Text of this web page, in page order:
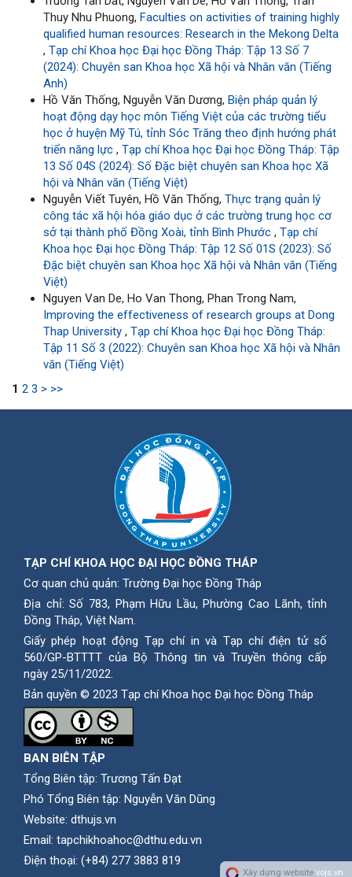
Thuy Nhu Phuong, Faculties on activities of training highly
qualified human resources: Research in the Mekong Delta
, Tạp chí Khoa học Đại học Đồng Tháp: Tập 13 Số 7
(2024): Chuyên san Khoa học Xã hội và Nhân văn (Tiếng
Anh)
Hồ Văn Thống, Nguyễn Văn Dương, Biện pháp quản lý
hoạt động dạy học môn Tiếng Việt của các trường tiểu
học ở huyện Mỹ Tú, tỉnh Sóc Trăng theo định hướng phát
triển năng lực , Tạp chí Khoa học Đại học Đồng Tháp: Tập
13 Số 04S (2024): Số Đặc biệt chuyên san Khoa học Xã
hội và Nhân văn (Tiếng Việt)
Nguyễn Viết Tuyên, Hồ Văn Thống, Thực trạng quản lý
công tác xã hội hóa giáo dục ở các trường trung học cơ
sở tại thành phố Đồng Xoài, tỉnh Bình Phước , Tạp chí
Khoa học Đại học Đồng Tháp: Tập 12 Số 01S (2023): Số
Đặc biệt chuyên san Khoa học Xã hội và Nhân văn (Tiếng
Việt)
Nguyen Van De, Ho Van Thong, Phan Trong Nam,
Improving the effectiveness of research groups at Dong
Thap University , Tạp chí Khoa học Đại học Đồng Tháp:
Tập 11 Số 3 (2022): Chuyên san Khoa học Xã hội và Nhân
văn (Tiếng Việt)
1 2 3 > >>
TẠP CHÍ KHOA HỌC ĐẠI HỌC ĐỒNG THÁP
Cơ quan chủ quản: Trường Đại học Đồng Tháp
Địa chỉ: Số 783, Phạm Hữu Lầu, Phường Cao Lãnh, tỉnh
Ðồng Tháp, Việt Nam.
Giấy phép hoạt động Tạp chí in và Tạp chí điện tử số
560/GP-BTTTT của Bộ Thông tin và Truyền thông cấp
ngày 25/11/2022.
Bản quyền © 2023 Tạp chí Khoa học Đại học Đồng Tháp
BAN BIÊN TẬP
Tổng Biên tập: Trương Tấn Đạt
Phó Tổng Biên tập: Nguyễn Văn Dũng
Website: dthujs.vn
Email: tapchikhoahoc@dthu.edu.vn
Ðiện thoại: (+84) 277 3883 819